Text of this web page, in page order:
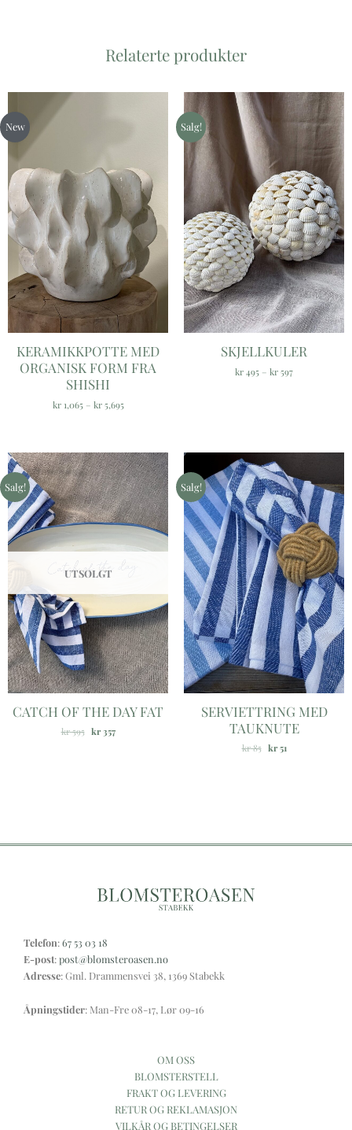
Relaterte produkter
New
KERAMIKKPOTTE MED
ORGANISK FORM FRA
SHISHI
kr1,065 – kr5,695
Salg!
SKJELLKULER
kr 495 – kr 597
Prisområde:
kr 495
til
kr 597
Salg!
UTSOLGT
CATCH OF THE DAY FAT
kr595
Opprinnelig
pris
var:
kr 595.
kr357
Nåværende
pris
er:
kr 357.
Salg!
SERVIETTRING MED
TAUKNUTE
kr85
pris
var:
kr 85.
kr51
er:
kr 51.
Telefon:67 53 03 18
E-post:post@blomsteroasen.no
Adresse: Gml. Drammensvei 38, 1369 Stabekk
Åpningstider: Man-Fre 08-17, Lør 09-16
OM OSS
BLOMSTERSTELL
FRAKT OG LEVERING
RETUR OG REKLAMASJON
VILKÅR OG BETINGELSER